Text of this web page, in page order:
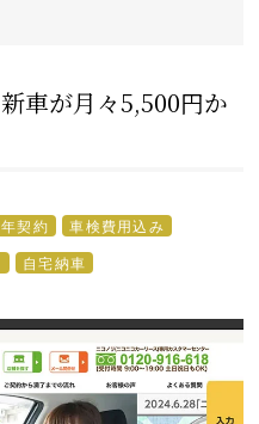
車が月々5,500円か
契約
車検費用込み
自宅納車